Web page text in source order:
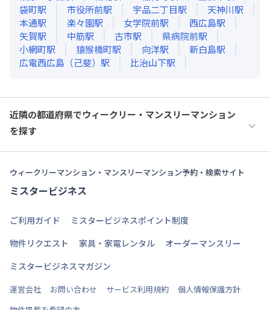
袋町駅 市役所前駅 宇品二丁目駅 天神川駅
本通駅 楽々園駅 女学院前駅 西広島駅
矢賀駅 中筋駅 古市駅 県病院前駅
小網町駅 猿猴橋町駅 向洋駅 新白島駅
広電西広島（己斐） 駅 比治山下駅
近隣の都道府県でウィークリー・マンスリーマンション
を探す
ウィークリーマンション・マンスリーマンション予約・検索サイト
ミスタービジネス
ご利用ガイド
ミスタービジネスポイント制度
物件リクエスト
家具・家電レンタル
オーダーマンスリー
ミスタービジネスマガジン
運営会社 お問い合わせ サービス利用規約
個人情報保護方針